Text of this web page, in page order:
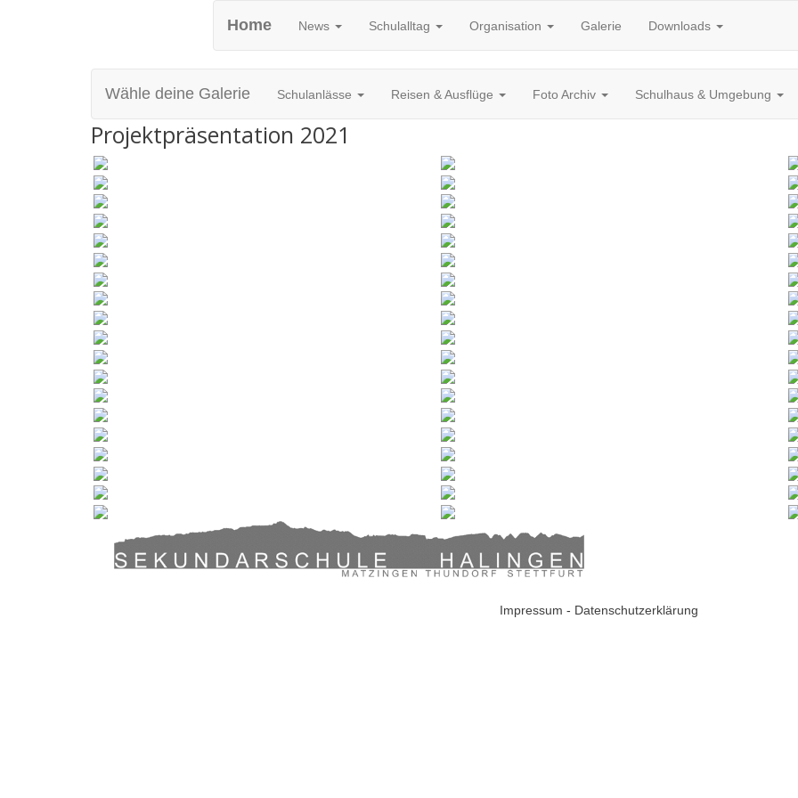
Home News Schulalltag Organisation Galerie Downloads
Wähle deine Galerie Schulanlässe Reisen & Ausflüge Foto Archiv Schulhaus & Umgebung
Projektpräsentation 2021
Impressum - Datenschutzerklärung